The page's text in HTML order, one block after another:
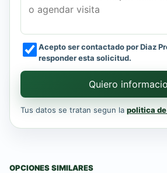
Acepto ser contactado por Diaz
responder esta solicitud.
Quiero
Tus datos se tratan segun la politica
OPCIONES SIMILARES